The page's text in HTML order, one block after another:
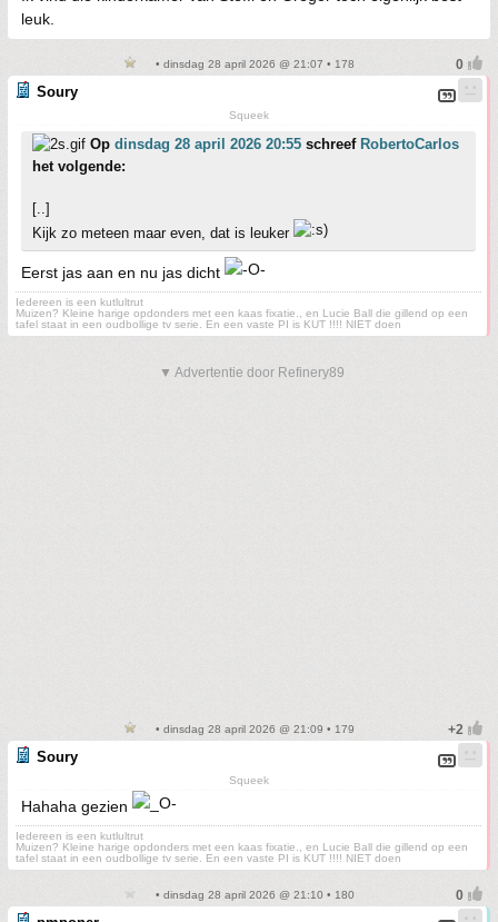
leuk.
• dinsdag 28 april 2026 @ 21:07 • 178
Soury
Squeek
Op dinsdag 28 april 2026 20:55 schreef RobertoCarlos
het volgende:
[..]
Kijk zo meteen maar even, dat is leuker
Eerst jas aan en nu jas dicht
Iedereen is een kutlultrut
Muizen? Kleine harige opdonders met een kaas fixatie., en Lucie Ball die gillend op een
tafel staat in een oudbollige tv serie. En een vaste PI is KUT !!!! NIET doen
▼ Advertentie door Refinery89
• dinsdag 28 april 2026 @ 21:09 • 179
Soury
Squeek
Hahaha gezien
Iedereen is een kutlultrut
Muizen? Kleine harige opdonders met een kaas fixatie., en Lucie Ball die gillend op een
tafel staat in een oudbollige tv serie. En een vaste PI is KUT !!!! NIET doen
• dinsdag 28 april 2026 @ 21:10 • 180